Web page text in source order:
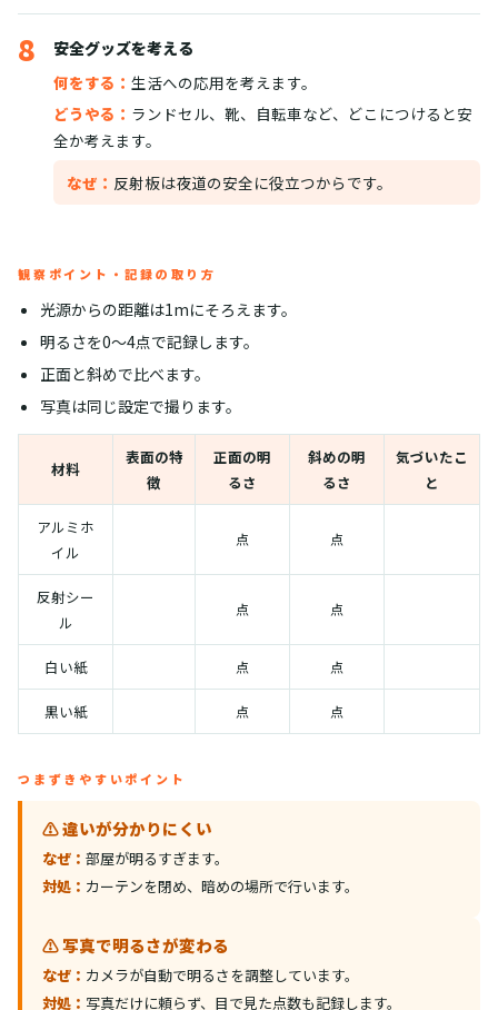
8
安全グッズを考える
何をする： 生活への応用を考えます。
どうやる： ランドセル、靴、自転車など、どこにつけると安
全か考えます。
なぜ： 反射板は夜道の安全に役立つからです。
観察ポイント・記録の取り方
光源からの距離は1mにそろえます。
明るさを0〜4点で記録します。
正面と斜めで比べます。
写真は同じ設定で撮ります。
材料
表面の特
徴
正面の明
るさ
斜めの明
るさ
気づいたこ
と
アルミホ
イル
点 点
反射シー
ル
点 点
白い紙 点 点
黒い紙 点 点
つまずきやすいポイント
⚠️ 違いが分かりにくい
なぜ： 部屋が明るすぎます。
対処： カーテンを閉め、暗めの場所で行います。
⚠️ 写真で明るさが変わる
なぜ： カメラが自動で明るさを調整しています。
対処： 写真だけに頼らず、目で見た点数も記録します。